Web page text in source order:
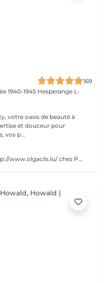
169
1940-1945 Hesperange L-
votre oasis de beauté à
et douceur pour
vos p...
Merci de prendre RDV par ici http://www.olgacils.lu/ chez Polina